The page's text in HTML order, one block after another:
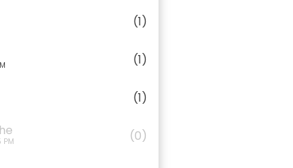
(1)
(1)
(1)
(0)